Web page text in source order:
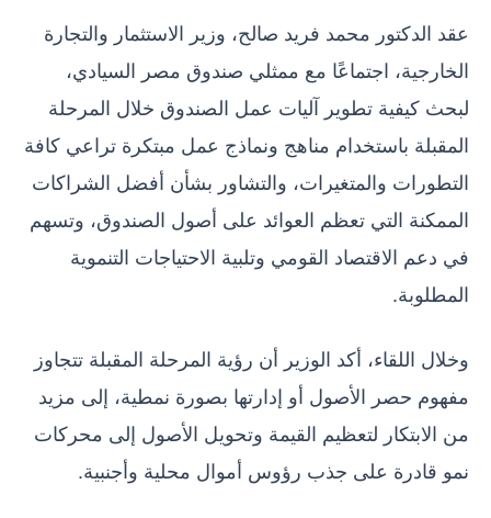
عقد الدكتور محمد فريد صالح، وزير الاستثمار والتجارة
الخارجية، اجتماعًا مع ممثلي صندوق مصر السيادي،
لبحث كيفية تطوير آليات عمل الصندوق خلال المرحلة
المقبلة باستخدام مناهج ونماذج عمل مبتكرة تراعي كافة
التطورات والمتغيرات، والتشاور بشأن أفضل الشراكات
الممكنة التي تعظم العوائد على أصول الصندوق، وتسهم
في دعم الاقتصاد القومي وتلبية الاحتياجات التنموية
المطلوبة.
وخلال اللقاء، أكد الوزير أن رؤية المرحلة المقبلة تتجاوز
مفهوم حصر الأصول أو إدارتها بصورة نمطية، إلى مزيد
من الابتكار لتعظيم القيمة وتحويل الأصول إلى محركات
نمو قادرة على جذب رؤوس أموال محلية وأجنبية.